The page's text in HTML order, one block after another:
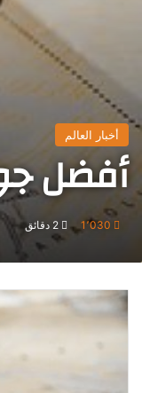
أخبار العالم
أفضل
1٬030